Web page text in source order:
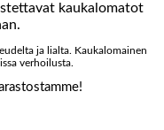
kaukalomatot
ja lialta. Kaukalomainen
verhoilusta.